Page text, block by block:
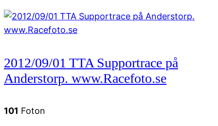
2012/09/01 TTA Supportrace på
Anderstorp. www.Racefoto.se
101 Foton